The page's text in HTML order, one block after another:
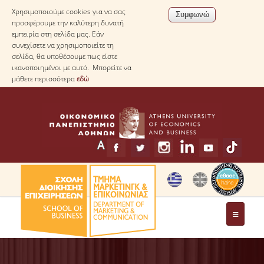
Χρησιμοποιούμε cookies για να σας
προσφέρουμε την καλύτερη δυνατή
εμπειρία στη σελίδα μας. Εάν
συνεχίσετε να χρησιμοποιείτε τη
σελίδα, θα υποθέσουμε πως είστε
ικανοποιημένοι με αυτό. Μπορείτε να
μάθετε περισσότεραεδώ
ΤΟ ΤΜΗΜΑ